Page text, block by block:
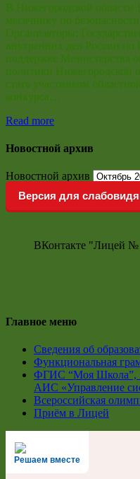
В Нижегородской области
месячнику по
Организаторы:
внутренних дел России по
поддержке Министерства
политики Нижегородской
стать участником
конкурса…
Read more
Новостной архив
Новостной архив
Версия для
ВКонтакте "Лицей №
Главное меню
Сведения об
Функциональная
ФГИС “Моя Школа”,
АИС «Управление
Всероссийская
Приём в Лицей
Решаем вместе